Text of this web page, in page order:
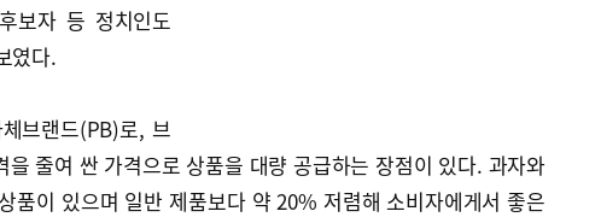
보자 등 정치인도
였다.
브랜드(PB)로, 브
을 줄여 싼 가격으로 상품을 대량 공급하는 장점이 있다. 과자와
품이 있으며 일반 제품보다 약 20% 저렴해 소비자에게서 좋은